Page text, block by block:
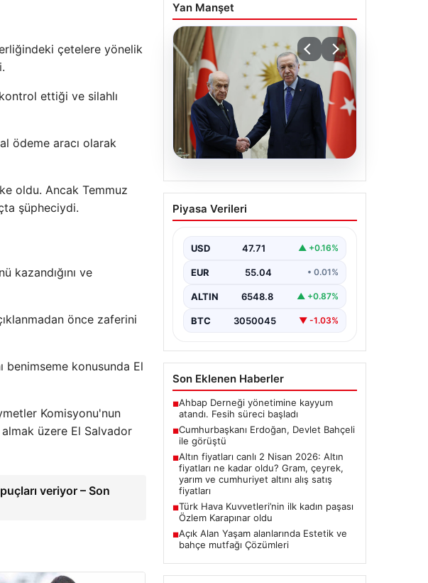
çetelere yönelik
ettiği ve silahlı
ödeme aracı olarak
oldu. Ancak Temmuz
şüpheciydi.
kazandığını ve
önce zaferini
benimseme konusunda El
Komisyonu'nun
üzere El Salvador
veriyor – Son
Yan Manşet
Cumhurbaşkanı
Erdoğan, Devlet Bahçeli
Piyasa Verileri
USD 47.71 ▲ +0.16%
EUR 55.04 • 0.01%
ALTIN 6548.8 ▲ +0.87%
BTC 3050045 ▼ -1.03%
Son Eklenen Haberler
■Ahbap Derneği yönetimine kayyum
atandı. Fesih süreci başladı
■Cumhurbaşkanı Erdoğan, Devlet Bahçeli
ile görüştü
■Altın fiyatları canlı 2 Nisan 2026: Altın
fiyatları ne kadar oldu? Gram, çeyrek,
yarım ve cumhuriyet altını alış satış
fiyatları
■Türk Hava Kuvvetleri’nin ilk kadın paşası
Özlem Karapınar oldu
■Açık Alan Yaşam alanlarında Estetik ve
bahçe mutfağı Çözümleri